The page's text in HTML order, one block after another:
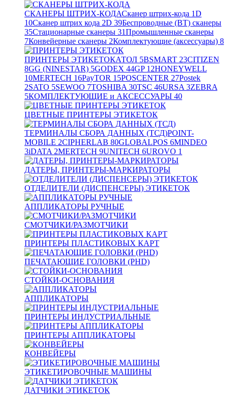
СКАНЕРЫ ШТРИХ-КОДАСканер штрих-кода 1D
10Сканер штрих кода 2D 39Беспроводные (BT) сканеры
35Стационарные сканеры 31Промышленные сканеры
7Конвейерные сканеры 2Комплектующие (аксессуары) 8
ПРИНТЕРЫ ЭТИКЕТОКАТОЛ 5BSMART 23CITIZEN
8GG (NINESTAR) 5GODEX 44GP12HONEYWELL
10MERTECH 16PayTOR 15POSCENTER 27Postek
2SATO 5SEWOO 7TOSHIBA 30TSC 46URSA 3ZEBRA
5КОМПЛЕКТУЮЩИЕ и АКСЕССУАРЫ 40
ЦВЕТНЫЕ ПРИНТЕРЫ ЭТИКЕТОК
ТЕРМИНАЛЫ СБОРА ДАННЫХ (ТСД)POINT-
MOBILE 2CIPHERLAB 80GLOBALPOS 6MINDEO
3iDATA 2MERTECH 9UNITECH 6UROVO 1
ДАТЕРЫ, ПРИНТЕРЫ-МАРКИРАТОРЫ
ОТДЕЛИТЕЛИ (ДИСПЕНСЕРЫ) ЭТИКЕТОК
АППЛИКАТОРЫ РУЧНЫЕ
СМОТЧИКИ/РАЗМОТЧИКИ
ПРИНТЕРЫ ПЛАСТИКОВЫХ КАРТ
ПЕЧАТАЮЩИЕ ГОЛОВКИ (PHD)
СТОЙКИ-ОСНОВАНИЯ
АППЛИКАТОРЫ
ПРИНТЕРЫ ИНДУСТРИАЛЬНЫЕ
ПРИНТЕРЫ АППЛИКАТОРЫ
КОНВЕЙЕРЫ
ЭТИКЕТИРОВОЧНЫЕ МАШИНЫ
ДАТЧИКИ ЭТИКЕТОК